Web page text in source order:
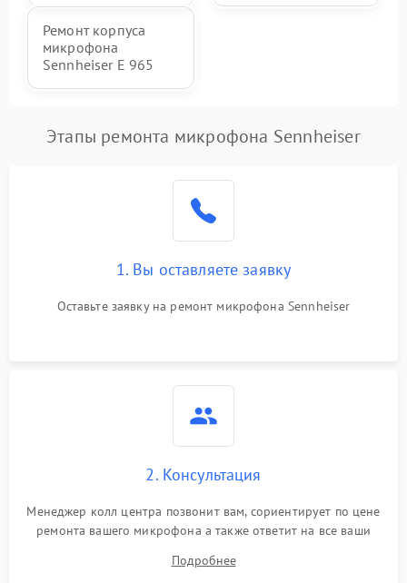
Ремонт корпуса
микрофона
Sennheiser E 965
Этапы ремонта микрофона Sennheiser
1. Вы оставляете заявку
Оставьте заявку на ремонт микрофона Sennheiser
2. Консультация
Менеджер колл центра позвонит вам, сориентирует по цене
ремонта вашего микрофона а также ответит на все ваши
Подробнее